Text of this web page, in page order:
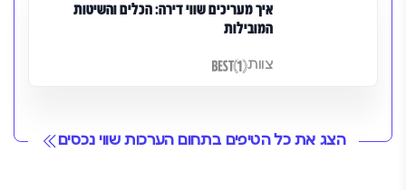
איך מעריכים שווי דירה: הכלים והשיטות
המובילות
צוות
הצג את כל הטיפים בתחום הערכות שווי נכסים